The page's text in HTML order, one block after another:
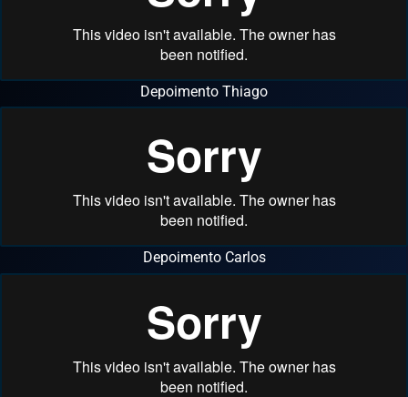
Depoimento Thiago
Depoimento Carlos